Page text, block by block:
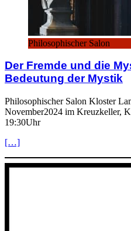
Philosophischer Salon
Der Fremde und die
Bedeutung der Mystik
Philosophischer Salon Kloster
November2024 im Kreuzkeller,
19:30Uhr
[…]